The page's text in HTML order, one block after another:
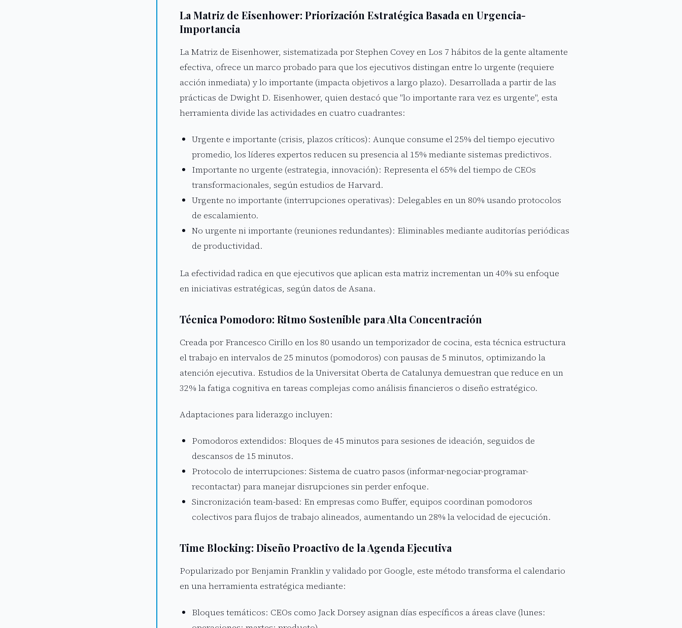
La Matriz de Eisenhower: Priorización Estratégica Basada en Urgencia-
Importancia
La Matriz de Eisenhower, sistematizada por Stephen Covey en Los 7 hábitos de la gente altamente
efectiva, ofrece un marco probado para que los ejecutivos distingan entre lo urgente (requiere
acción inmediata) y lo importante (impacta objetivos a largo plazo). Desarrollada a partir de las
prácticas de Dwight D. Eisenhower, quien destacó que "lo importante rara vez es urgente", esta
herramienta divide las actividades en cuatro cuadrantes:
Urgente e importante (crisis, plazos críticos): Aunque consume el 25% del tiempo ejecutivo
promedio, los líderes expertos reducen su presencia al 15% mediante sistemas predictivos.
Importante no urgente (estrategia, innovación): Representa el 65% del tiempo de CEOs
transformacionales, según estudios de Harvard.
Urgente no importante (interrupciones operativas): Delegables en un 80% usando protocolos
de escalamiento.
No urgente ni importante (reuniones redundantes): Eliminables mediante auditorías periódicas
de productividad.
La efectividad radica en que ejecutivos que aplican esta matriz incrementan un 40% su enfoque
en iniciativas estratégicas, según datos de Asana.
Técnica Pomodoro: Ritmo Sostenible para Alta Concentración
Creada por Francesco Cirillo en los 80 usando un temporizador de cocina, esta técnica estructura
el trabajo en intervalos de 25 minutos (pomodoros) con pausas de 5 minutos, optimizando la
atención ejecutiva. Estudios de la Universitat Oberta de Catalunya demuestran que reduce en un
32% la fatiga cognitiva en tareas complejas como análisis financieros o diseño estratégico.
Adaptaciones para liderazgo incluyen:
Pomodoros extendidos: Bloques de 45 minutos para sesiones de ideación, seguidos de
descansos de 15 minutos.
Protocolo de interrupciones: Sistema de cuatro pasos (informar-negociar-programar-
recontactar) para manejar disrupciones sin perder enfoque.
Sincronización team-based: En empresas como Buffer, equipos coordinan pomodoros
colectivos para flujos de trabajo alineados, aumentando un 28% la velocidad de ejecución.
Time Blocking: Diseño Proactivo de la Agenda Ejecutiva
Popularizado por Benjamin Franklin y validado por Google, este método transforma el calendario
en una herramienta estratégica mediante:
Bloques temáticos: CEOs como Jack Dorsey asignan días específicos a áreas clave (lunes: